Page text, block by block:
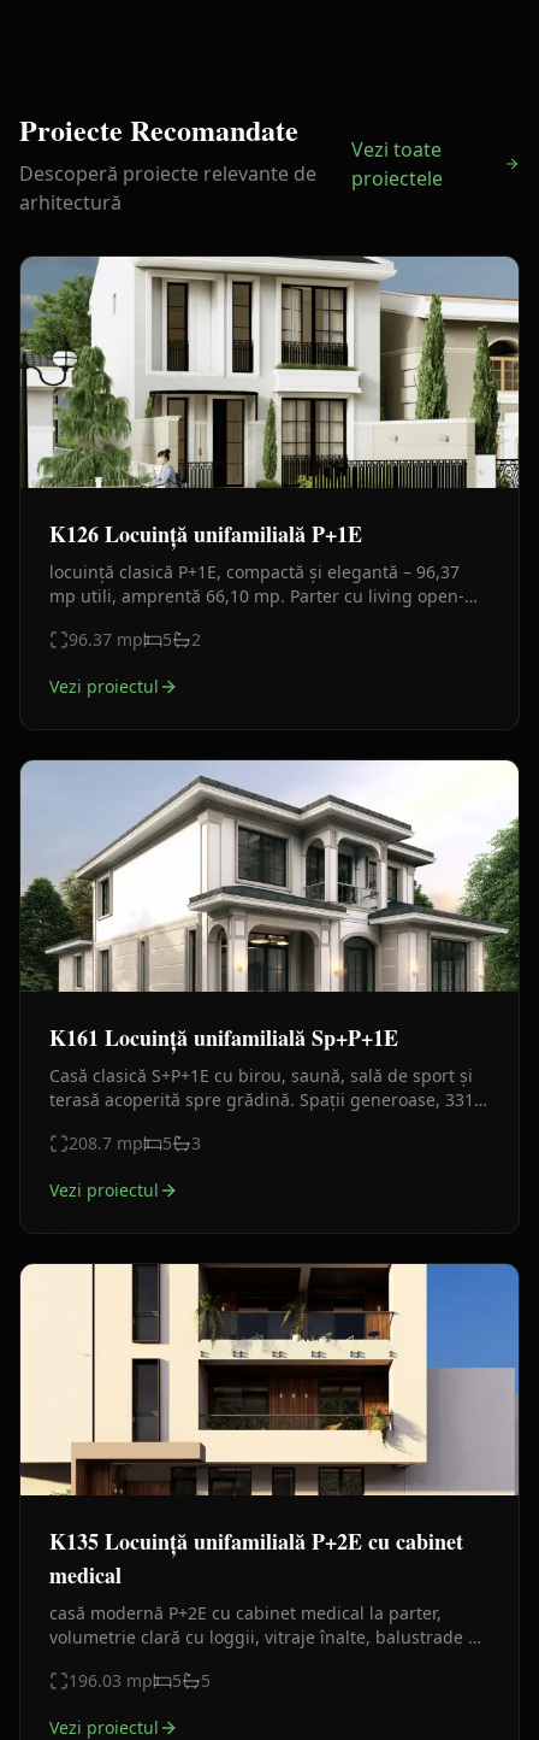
Proiecte Recomandate
Descoperă proiecte relevante de
arhitectură
Vezi toate
proiectele
K126 Locuință unifamilială P+1E
locuință clasică P+1E, compactă și elegantă – 96,37
mp utili, amprentă 66,10 mp. Parter cu living open-
96.37 mp 5 2
Vezi proiectul
K161 Locuință unifamilială Sp+P+1E
Casă clasică S+P+1E cu birou, saună, sală de sport și
terasă acoperită spre grădină. Spații generoase, 331
208.7 mp 5 3
Vezi proiectul
K135 Locuință unifamilială P+2E cu cabinet
medical
casă modernă P+2E cu cabinet medical la parter,
volumetrie clară cu loggii, vitraje înalte, balustrade de
196.03 mp 5 5
Vezi proiectul